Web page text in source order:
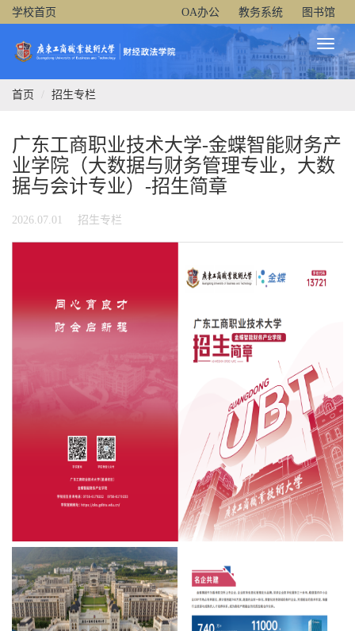
学校首页 OA办公 教务系统 图书馆
Toggle
首页
招生专栏
广东工商职业技术大学-金蝶智能财务产
业学院（大数据与财务管理专业，大数
据与会计专业）-招生简章
2026.07.01 招生专栏